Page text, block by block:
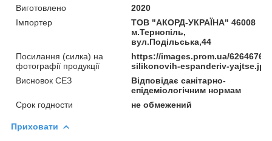
Виготовлено
2020
Імпортер
ТОВ "АКОРД-УКРАЇНА" 46008
м.Тернопіль,
вул.Подільська,44
Посилання (силка) на
фотографії продукції
https://images.prom.ua/
silikonovih-espanderiv-yajtse.jpg
Висновок СЕЗ
Відповідає санітарно-
епідеміологічним нормам
Срок годности
не обмежений
Приховати